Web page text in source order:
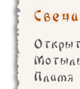
Свеча
Пламя